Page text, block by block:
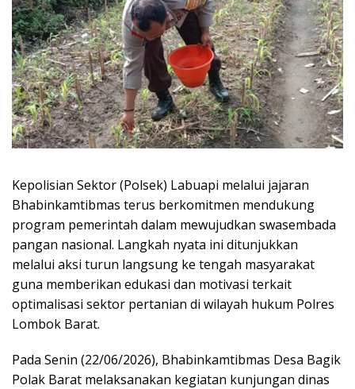
Kepolisian Sektor (Polsek) Labuapi melalui jajaran
Bhabinkamtibmas terus berkomitmen mendukung
program pemerintah dalam mewujudkan swasembada
pangan nasional. Langkah nyata ini ditunjukkan
melalui aksi turun langsung ke tengah masyarakat
guna memberikan edukasi dan motivasi terkait
optimalisasi sektor pertanian di wilayah hukum Polres
Lombok Barat.
Pada Senin (22/06/2026), Bhabinkamtibmas Desa Bagik
Polak Barat melaksanakan kegiatan kunjungan dinas